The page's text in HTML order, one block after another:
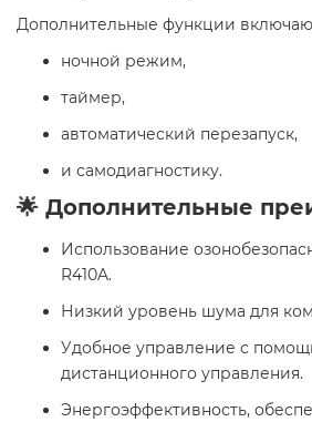
Дополнительные функции
ночной режим,
таймер,
автоматический перезапуск,
и самодиагностику.
🌟 Дополнительные
Использование
R410A.
Низкий уровень шума для
Удобное управление с
дистанционного управления.
Энергоэффективность,